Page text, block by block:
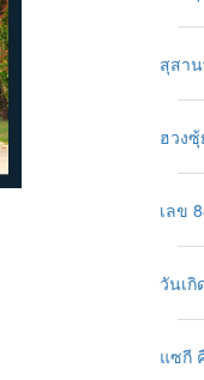
สุสา
ฮวง
เลข
วันเ
แซกี